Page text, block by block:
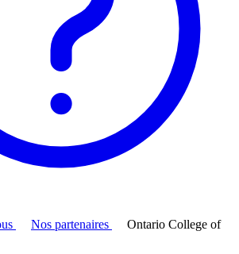
Nos partenaires
Ontario College of